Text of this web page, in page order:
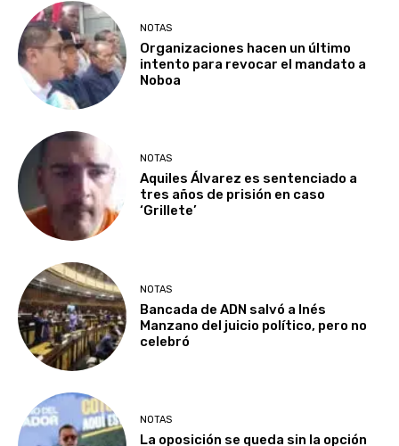
NOTAS
Organizaciones hacen un último
intento para revocar el mandato a
Noboa
NOTAS
Aquiles Álvarez es sentenciado a
tres años de prisión en caso
‘Grillete’
NOTAS
Bancada de ADN salvó a Inés
Manzano del juicio político, pero no
celebró
NOTAS
La oposición se queda sin la opción